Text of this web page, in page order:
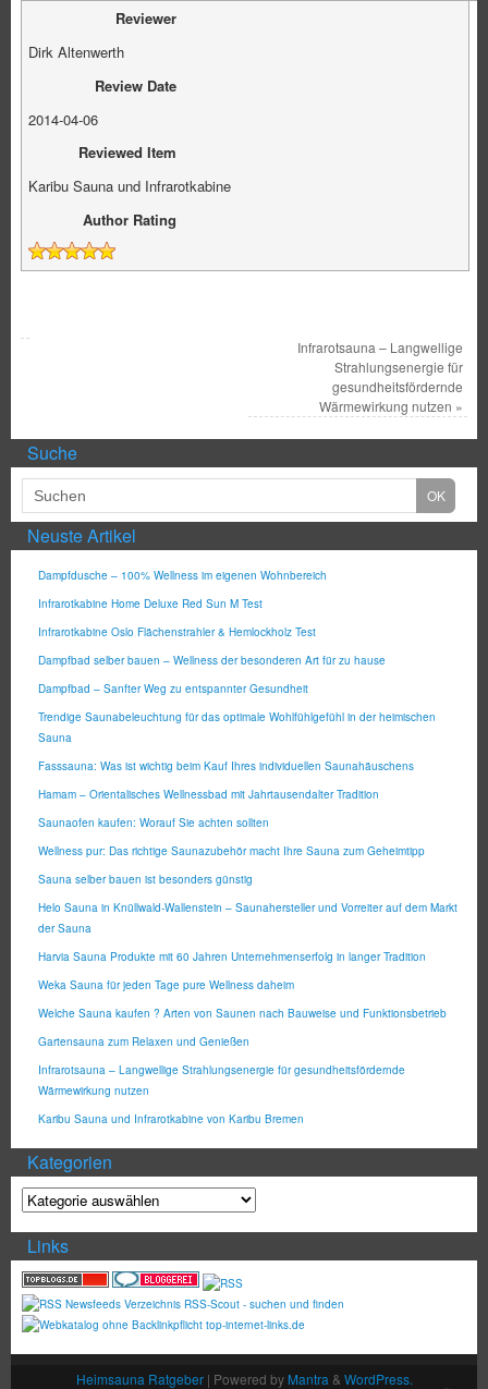
Reviewer
Dirk Altenwerth
Review Date
2014-04-06
Reviewed Item
Karibu Sauna und Infrarotkabine
Author Rating
Infrarotsauna – Langwellige
Strahlungsenergie für
gesundheitsfördernde
Wärmewirkung nutzen »
Suche
Neuste Artikel
Dampfdusche – 100% Wellness im eigenen Wohnbereich
Infrarotkabine Home Deluxe Red Sun M Test
Infrarotkabine Oslo Flächenstrahler & Hemlockholz Test
Dampfbad selber bauen – Wellness der besonderen Art für zu hause
Dampfbad – Sanfter Weg zu entspannter Gesundheit
Trendige Saunabeleuchtung für das optimale Wohlfühlgefühl in der heimischen
Sauna
Fasssauna: Was ist wichtig beim Kauf Ihres individuellen Saunahäuschens
Hamam – Orientalisches Wellnessbad mit Jahrtausendalter Tradition
Saunaofen kaufen: Worauf Sie achten sollten
Wellness pur: Das richtige Saunazubehör macht Ihre Sauna zum Geheimtipp
Sauna selber bauen ist besonders günstig
Helo Sauna in Knüllwald-Wallenstein – Saunahersteller und Vorreiter auf dem Markt
der Sauna
Harvia Sauna Produkte mit 60 Jahren Unternehmenserfolg in langer Tradition
Weka Sauna für jeden Tage pure Wellness daheim
Welche Sauna kaufen ? Arten von Saunen nach Bauweise und Funktionsbetrieb
Gartensauna zum Relaxen und Genießen
Infrarotsauna – Langwellige Strahlungsenergie für gesundheitsfördernde
Wärmewirkung nutzen
Karibu Sauna und Infrarotkabine von Karibu Bremen
Kategorien
Links
Heimsauna Ratgeber| Powered by Mantra & WordPress.